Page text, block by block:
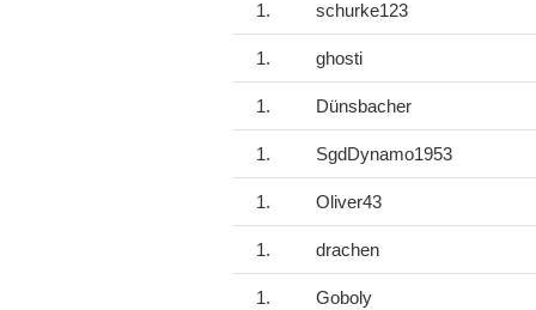
1. schurke123
1. ghosti
1. Dünsbacher
1. SgdDynamo1953
1. Oliver43
1. drachen
1. Goboly